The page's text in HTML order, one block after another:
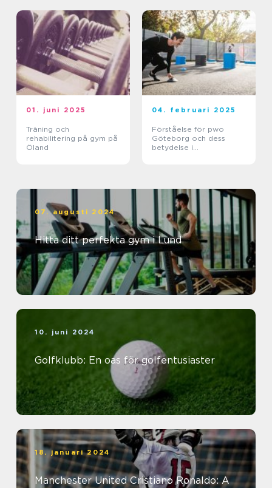
01. juni 2025
Träning och
rehabilitering på gym på
Öland
04. februari 2025
Förståelse för pwo
Göteborg och dess
betydelse i
07. augusti 2024
Hitta ditt perfekta gym i Lund
10. juni 2024
Golfklubb: En oas för golfentusiaster
18. januari 2024
Manchester United Cristiano Ronaldo: A